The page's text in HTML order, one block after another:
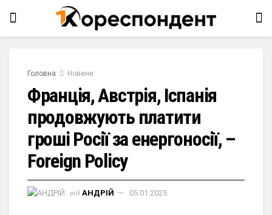
Головна Новини
Франція, Австрія, Іспанія
продовжують платити
гроші Росії за енергоносії, –
Foreign Policy
від АНДРІЙ 05.01.2025